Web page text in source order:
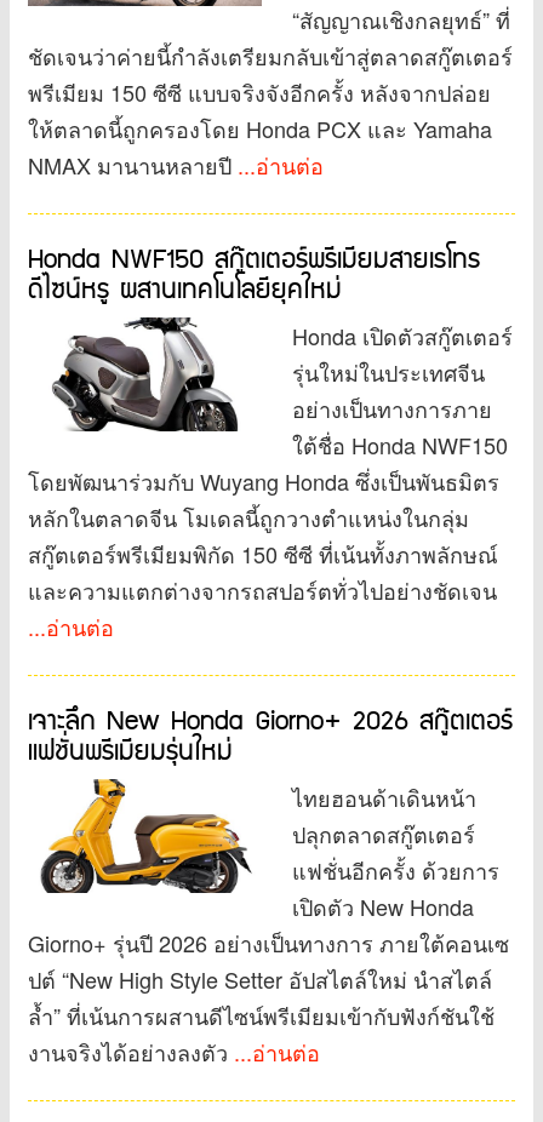
“สัญญาณเชิงกลยุทธ์” ที่
ชัดเจนว่าค่ายนี้กำลังเตรียมกลับเข้าสู่ตลาดสกู๊ตเตอร์
พรีเมียม 150 ซีซี แบบจริงจังอีกครั้ง หลังจากปล่อย
ให้ตลาดนี้ถูกครองโดย Honda PCX และ Yamaha
NMAX มานานหลายปี ...อ่านต่อ
Honda NWF150 สกู๊ตเตอร์พรีเมียมสายเรโทร
ดีไซน์หรู ผสานเทคโนโลยียุคใหม่
Honda เปิดตัวสกู๊ตเตอร์
รุ่นใหม่ในประเทศจีน
อย่างเป็นทางการภาย
ใต้ชื่อ Honda NWF150
โดยพัฒนาร่วมกับ Wuyang Honda ซึ่งเป็นพันธมิตร
หลักในตลาดจีน โมเดลนี้ถูกวางตำแหน่งในกลุ่ม
สกู๊ตเตอร์พรีเมียมพิกัด 150 ซีซี ที่เน้นทั้งภาพลักษณ์
และความแตกต่างจากรถสปอร์ตทั่วไปอย่างชัดเจน
...อ่านต่อ
เจาะลึก New Honda Giorno+ 2026 สกู๊ตเตอร์
แฟชั่นพรีเมียมรุ่นใหม่
ไทยฮอนด้าเดินหน้า
ปลุกตลาดสกู๊ตเตอร์
แฟชั่นอีกครั้ง ด้วยการ
เปิดตัว New Honda
Giorno+ รุ่นปี 2026 อย่างเป็นทางการ ภายใต้คอนเซ
ปต์ “New High Style Setter อัปสไตล์ใหม่ นำสไตล์
ล้ำ” ที่เน้นการผสานดีไซน์พรีเมียมเข้ากับฟังก์ชันใช้
งานจริงได้อย่างลงตัว ...อ่านต่อ